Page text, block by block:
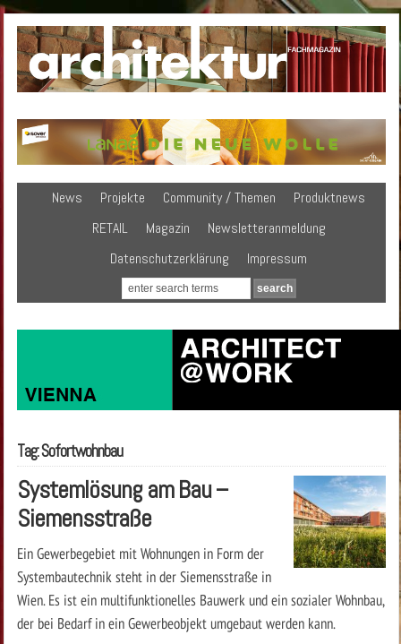
News Projekte Community / Themen
Produktnews
RETAIL
Magazin
Newsletteranmeldung
Datenschutzerklärung
Impressum
Tag: Sofortwohnbau
Systemlösung am Bau –
Siemensstraße
Ein Gewerbegebiet mit Wohnungen in Form der
Systembautechnik steht in der Siemensstraße in
Wien. Es ist ein multifunktionelles Bauwerk und ein sozialer Wohnbau,
der bei Bedarf in ein Gewerbeobjekt umgebaut werden kann.